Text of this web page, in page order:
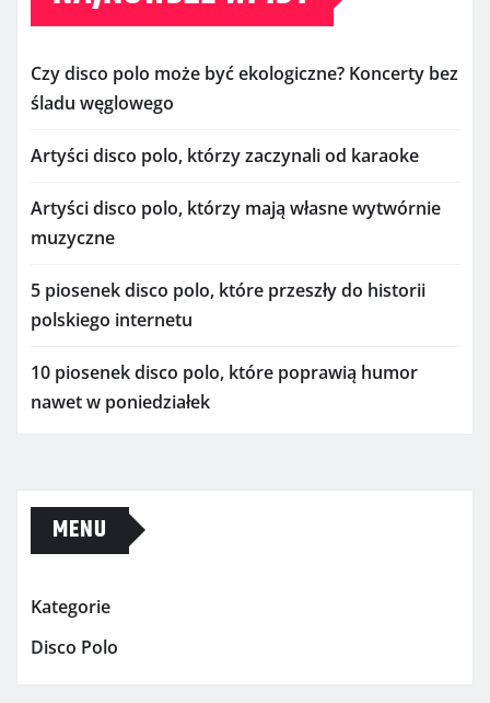
Czy disco polo może być ekologiczne? Koncerty bez
śladu węglowego
Artyści disco polo, którzy zaczynali od karaoke
Artyści disco polo, którzy mają własne wytwórnie
muzyczne
5 piosenek disco polo, które przeszły do historii
polskiego internetu
10 piosenek disco polo, które poprawią humor
nawet w poniedziałek
MENU
Kategorie
Disco Polo